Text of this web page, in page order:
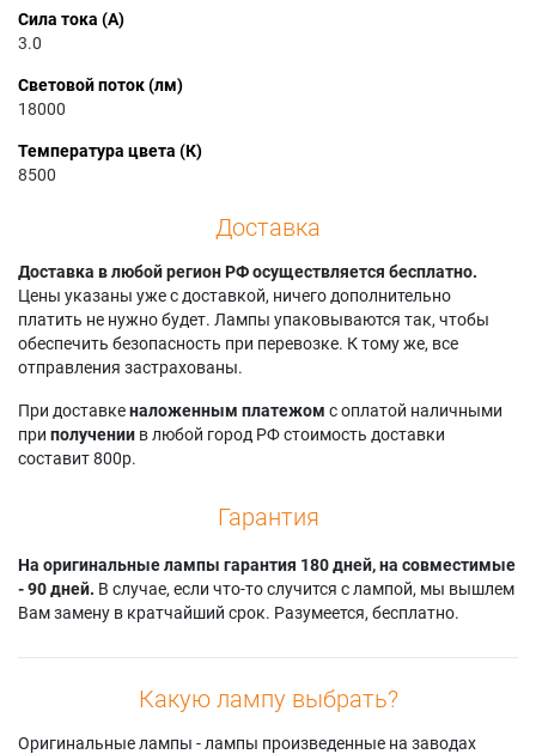
Сила тока (А)
3.0
Световой поток (лм)
18000
Температура цвета (К)
8500
Доставка
Доставка в любой регион РФ осуществляется бесплатно.
Цены указаны уже с доставкой, ничего дополнительно
платить не нужно будет. Лампы упаковываются так, чтобы
обеспечить безопасность при перевозке. К тому же, все
отправления застрахованы.
При доставкеналоженным платежом с оплатой наличными
при получении в любой город РФ стоимость доставки
составит 800р.
Гарантия
На оригинальные лампы гарантия 180 дней, на совместимые
- 90 дней. В случае, если что-то случится с лампой, мы вышлем
Вам замену в кратчайший срок. Разумеется, бесплатно.
Какую лампу выбрать?
Оригинальные лампы - лампы произведенные на заводах